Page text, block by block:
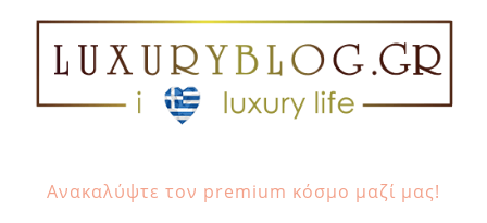
Ανακαλύψτε τον premium κόσμο μαζί μας!